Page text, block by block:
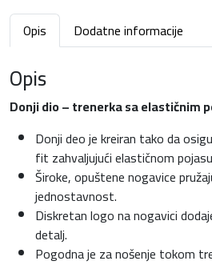
k
k
o
i
Opis Dodatne informacije
Opis
Donji dio – trenerka sa elastičnim
Donji deo je kreiran tako da
fit zahvaljujući elastičnom
Široke, opuštene nogavice
jednostavnost.
Diskretan logo na nogavici
detalj.
Pogodna je za nošenje tokom